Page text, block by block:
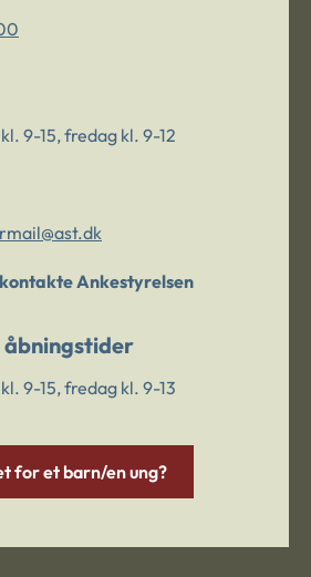
9-15, fredag kl. 9-12
Ankestyrelsen
åbningstider
9-15, fredag kl. 9-13
for et barn/en ung?